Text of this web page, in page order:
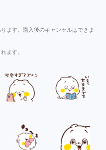
ます。購入後のキャンセルはできま
ます。